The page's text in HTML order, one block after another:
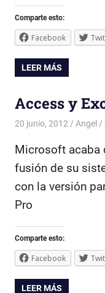
Comparte esto:
Facebook
LEER MÁS
Access y
20 junio, 2012 Angel
Microsoft acaba
fusión de su
con la versión
Pro
Comparte esto:
Facebook
LEER MÁS